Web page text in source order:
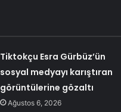
Tiktokçu Esra Gürbüz’ün
sosyal medyayı karıştıran
görüntülerine gözaltı
Ağustos 6, 2026